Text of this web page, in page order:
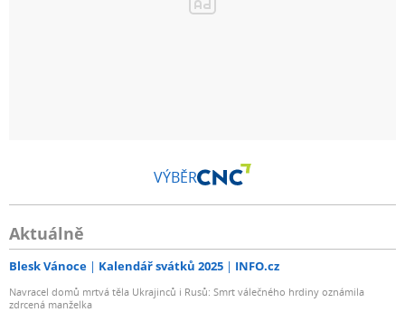
VÝBĚR
Aktuálně
Blesk Vánoce Kalendář svátků 2025 INFO.cz
Navracel domů mrtvá těla Ukrajinců i Rusů: Smrt válečného hrdiny oznámila
zdrcená manželka